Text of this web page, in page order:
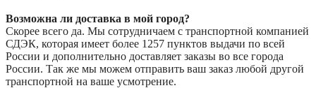
Возможна ли доставка в мой город?
Скорее всего да. Мы сотрудничаем с транспортной компанией
СДЭК, которая имеет более 1257 пунктов выдачи по всей
России и дополнительно доставляет заказы во все города
России. Так же мы можем отправить ваш заказ любой другой
транспортной на ваше усмотрение.